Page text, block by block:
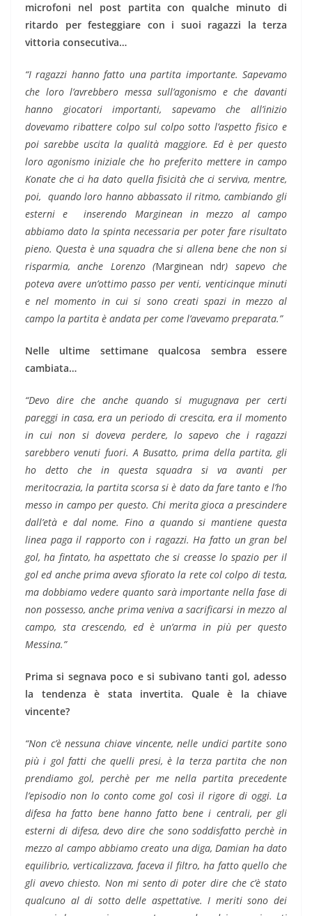
microfoni nel post partita con qualche minuto di
ritardo per festeggiare con i suoi ragazzi la terza
vittoria consecutiva…
“I ragazzi hanno fatto una partita importante. Sapevamo
che loro l’avrebbero messa sull’agonismo e che davanti
hanno giocatori importanti, sapevamo che all’inizio
dovevamo ribattere colpo sul colpo sotto l’aspetto fisico e
poi sarebbe uscita la qualità maggiore. Ed è per questo
loro agonismo iniziale che ho preferito mettere in campo
Konate che ci ha dato quella fisicità che ci serviva, mentre,
poi, quando loro hanno abbassato il ritmo, cambiando gli
esterni e inserendo Marginean in mezzo al campo
abbiamo dato la spinta necessaria per poter fare risultato
pieno. Questa è una squadra che si allena bene che non si
risparmia, anche Lorenzo (Marginean ndr) sapevo che
poteva avere un’ottimo passo per venti, venticinque minuti
e nel momento in cui si sono creati spazi in mezzo al
campo la partita è andata per come l’avevamo preparata.”
Nelle ultime settimane qualcosa sembra essere
cambiata…
“Devo dire che anche quando si mugugnava per certi
pareggi in casa, era un periodo di crescita, era il momento
in cui non si doveva perdere, lo sapevo che i ragazzi
sarebbero venuti fuori. A Busatto, prima della partita, gli
ho detto che in questa squadra si va avanti per
meritocrazia, la partita scorsa si è dato da fare tanto e l’ho
messo in campo per questo. Chi merita gioca a prescindere
dall’età e dal nome. Fino a quando si mantiene questa
linea paga il rapporto con i ragazzi. Ha fatto un gran bel
gol, ha fintato, ha aspettato che si creasse lo spazio per il
gol ed anche prima aveva sfiorato la rete col colpo di testa,
ma dobbiamo vedere quanto sarà importante nella fase di
non possesso, anche prima veniva a sacrificarsi in mezzo al
campo, sta crescendo, ed è un’arma in più per questo
Messina.”
Prima si segnava poco e si subivano tanti gol, adesso
la tendenza è stata invertita. Quale è la chiave
vincente?
“Non c’è nessuna chiave vincente, nelle undici partite sono
più i gol fatti che quelli presi, è la terza partita che non
prendiamo gol, perchè per me nella partita precedente
l’episodio non lo conto come gol così il rigore di oggi. La
difesa ha fatto bene hanno fatto bene i centrali, per gli
esterni di difesa, devo dire che sono soddisfatto perchè in
mezzo al campo abbiamo creato una diga, Damian ha dato
equilibrio, verticalizzava, faceva il filtro, ha fatto quello che
gli avevo chiesto. Non mi sento di poter dire che c’è stato
qualcuno al di sotto delle aspettative. I meriti sono dei